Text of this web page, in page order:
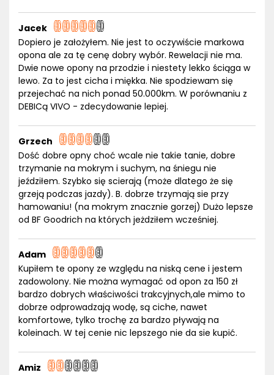
Jacek
Dopiero je założyłem. Nie jest to oczywiście markowa
opona ale za tę cenę dobry wybór. Rewelacji nie ma.
Dwie nowe opony na przodzie i niestety lekko ściąga w
lewo. Za to jest cicha i miękka. Nie spodziewam się
przejechać na nich ponad 50.000km. W porównaniu z
DEBICą VIVO - zdecydowanie lepiej.
Grzech
Dość dobre opny choć wcale nie takie tanie, dobre
trzymanie na mokrym i suchym, na śniegu nie
jeździłem. Szybko się scierają (może dlatego że się
grzeją podczas jazdy). B. dobrze trzymają sie przy
hamowaniu! (na mokrym znacznie gorzej) Dużo lepsze
od BF Goodrich na których jeżdziłem wcześniej.
Adam
Kupiłem te opony ze względu na niską cene i jestem
zadowolony. Nie można wymagać od opon za 150 zł
bardzo dobrych właściwości trakcyjnych,ale mimo to
dobrze odprowadzają wodę, są ciche, nawet
komfortowe, tylko trochę za bardzo pływają na
koleinach. W tej cenie nic lepszego nie da sie kupić.
Amiz